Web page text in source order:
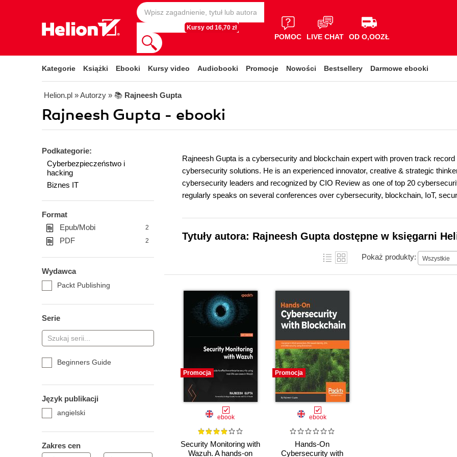
Kursy od 16,70 zł
POMOC LIVE CHAT OD O,OOZŁ
Kategorie Książki Ebooki Kursy video Audiobooki Promocje Nowości Bestsellery Darmowe ebooki
Helion.pl » Autorzy » 📚 Rajneesh Gupta
Rajneesh Gupta - ebooki
Podkategorie:
Cyberbezpieczeństwo i
hacking
Biznes IT
Format
Epub/Mobi
2
PDF 2
Wydawca
Packt Publishing
Serie
Beginners Guide
Język publikacji
angielski
Zakres cen
Rajneesh Gupta is a cybersecurity and blockchain expert with proven track
cybersecurity solutions. He is an experienced innovator, creative & strategic
cybersecurity leaders and recognized by CIO Review as one of top 20
regularly speaks on several conferences over cybersecurity, blockchain, IoT,
Tytuły autora: Rajneesh Gupta dostępne w księgarni
Pokaż produkty: Wszystkie
Promocja
ebook
Security Monitoring with
Wazuh. A hands-on
Promocja
ebook
Hands-On
Cybersecurity with